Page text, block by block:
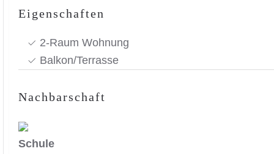
Eigenschaften
2-Raum Wohnung
Balkon/Terrasse
Nachbarschaft
Schule